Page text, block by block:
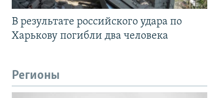
В результате российского удара по
Харькову погибли два человека
Регионы